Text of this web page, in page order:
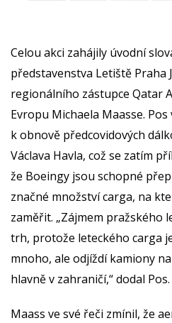
Celou akci zahájily úvodní
představenstva Letiště Praha
regionálního zástupce Qatar
Evropu Michaela Maasse.
k obnově předcovidových
Václava Havla, což se zatím
že Boeingy jsou schopné
značné množství carga, na
zaměřit. „Zájmem pražského
trh, protože leteckého carga
mnoho, ale odjíždí kamiony
hlavně v zahraničí,“ dodal Pos.
Maass ve své řeči zmínil, že